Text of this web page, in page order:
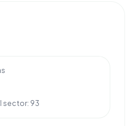
sector: 93